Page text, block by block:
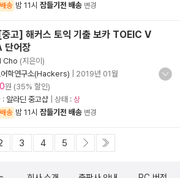
송 밤 11시 잠들기전 배송 변경
고] 해커스 토익 기출 보카 TOEIC V
단어장
Cho (지은이)
어학연구소(Hackers)
2019년 01월
원 (35% 할인)
: 알라딘 중고샵 | 상태 : 상
송 밤 11시 잠들기전 배송 변경
3 4 5